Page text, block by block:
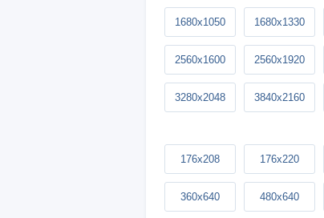
1680x1050 1680x1330
2560x1600 2560x1920
3280x2048 3840x2160
176x208 176x220
360x640 480x640